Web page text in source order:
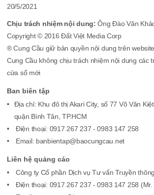
20/5/2021
Chịu trách nhiệm nội dung:Ông Đào Văn
Copyright © 2016 Đất Việt Media Corp
® Cung Cầu giữ bản quyền nội dung trên
Cung Cầu không chịu trách nhiệm nội dung các
cửa sổ mới
Ban biên tập
Địa chỉ: Khu đô thị Akari City, số 77 Võ Văn
quận Bình Tân, TP.HCM
Điện thoại: 0917 267 237 - 0983 147 258
Email: banbientap@baocungcau.net
Liên hệ quảng cáo
Công ty Cổ phần Dịch vụ Tư vấn Truyền
Điện thoại: 0917 267 237 - 0983 147 258 (Mr.